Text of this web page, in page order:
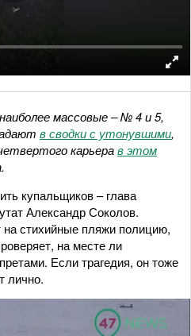
массовые – № 4 и 5,
в сводки с утонувшими,
карьерав этом
купальщиков – глава
Александр Соколов.
стихийные пляжи полицию,
на месте ли
Если трагедия, он тоже
лично.